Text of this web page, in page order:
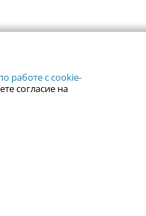
работе с cookie-
согласие на